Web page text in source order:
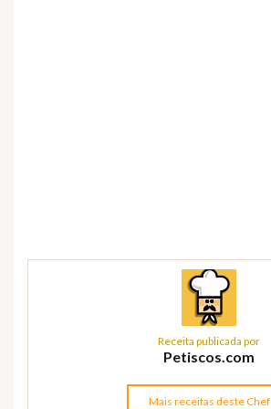
Receita publicada por
Petiscos.com
Mais receitas deste Chef